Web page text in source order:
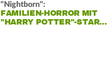
"Nightborn":
FAMILIEN-HORROR MIT
"HARRY POTTER"-STAR…